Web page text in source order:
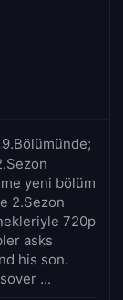
yeni bölüm
2.Sezon
720p
asks
his son.
...